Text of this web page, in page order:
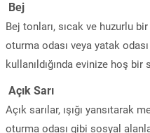
Bej
Bej tonları, sıcak ve huzurlu
oturma odası veya yatak
kullanıldığında evinize hoş
Açık Sarı
Açık sarılar, ışığı yansıtarak
oturma odası gibi sosyal